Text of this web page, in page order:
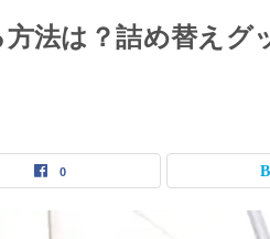
法は？詰め替えグ
0